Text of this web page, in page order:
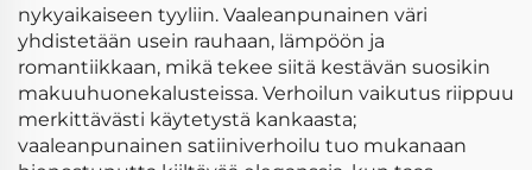
nykyaikaiseen tyyliin. Vaaleanpunainen väri
yhdistetään usein rauhaan, lämpöön ja
romantiikkaan, mikä tekee siitä kestävän suosikin
makuuhuonekalusteissa. Verhoilun vaikutus riippuu
merkittävästi käytetystä kankaasta;
vaaleanpunainen satiiniverhoilu tuo mukanaan